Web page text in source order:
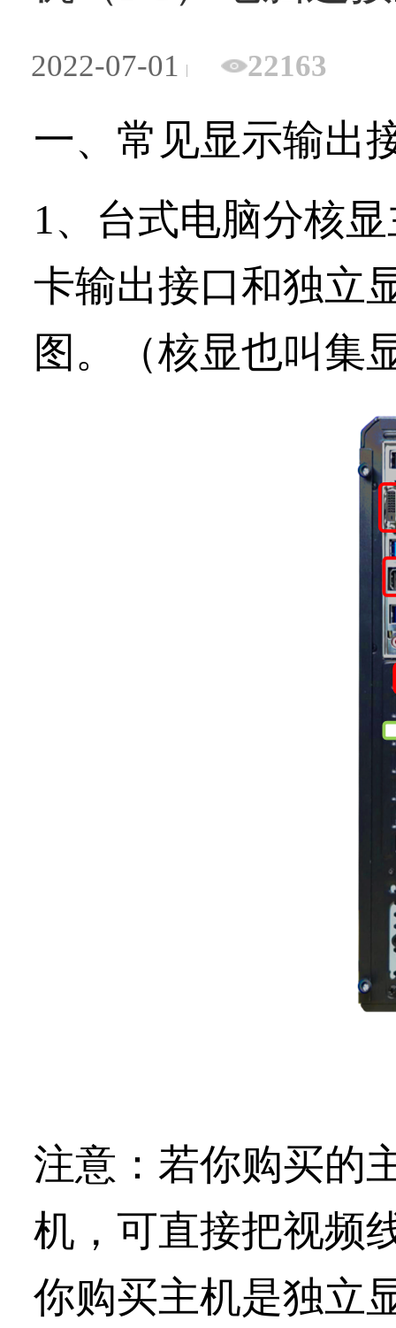
2022-07-01 22163
一、常见显示输出
1、台式电脑分核
卡输出接口和独立
图。
（核显也叫集
注意： 若你购买的
机，可直接把视频
你购买主机是独立